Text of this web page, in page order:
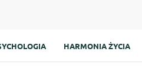
HARMONIA ŻYCIA